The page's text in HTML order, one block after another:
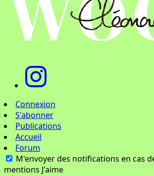
Connexion
S'abonner
Publications
Accueil
Forum
M'envoyer des notifications en cas
mentions J'aime